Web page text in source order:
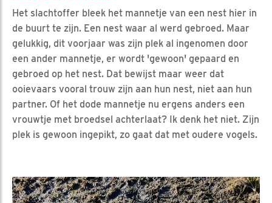
Het slachtoffer bleek het mannetje van een nest hier in
de buurt te zijn. Een nest waar al werd gebroed. Maar
gelukkig, dit voorjaar was zijn plek al ingenomen door
een ander mannetje, er wordt 'gewoon' gepaard en
gebroed op het nest. Dat bewijst maar weer dat
ooievaars vooral trouw zijn aan hun nest, niet aan hun
partner. Of het dode mannetje nu ergens anders een
vrouwtje met broedsel achterlaat? Ik denk het niet. Zijn
plek is gewoon ingepikt, zo gaat dat met oudere vogels.